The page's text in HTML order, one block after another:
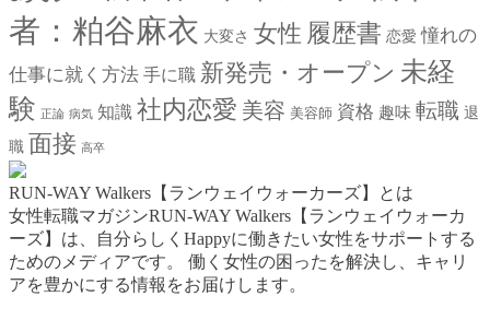
者：粕谷麻衣 大変さ 女性 履歴書 恋愛 憧れの
仕事に就く方法 手に職 新発売・オープン 未経
験 正論 病気 知識 社内恋愛 美容 美容師 資格 趣味 転職 退
職 面接 高卒
RUN-WAY Walkers【ランウェイウォーカーズ】とは
女性転職マガジンRUN-WAY Walkers【ランウェイウォーカ
ーズ】は、自分らしくHappyに働きたい女性をサポートする
ためのメディアです。
働く女性の困ったを解決し、キャリ
アを豊かにする情報をお届けします。